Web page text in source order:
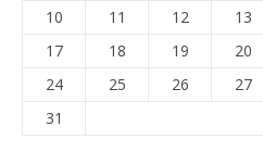
10
11 12 13
17
18 19 20
24
25 26 27
31